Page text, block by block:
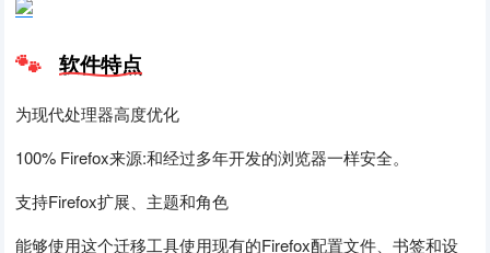
软件特点
为现代处理器高度优化
100% Firefox来源:和经过多年开发的浏览器一样安全。
支持Firefox扩展、主题和角色
能够使用这个迁移工具使用现有的Firefox配置文件、书签和设